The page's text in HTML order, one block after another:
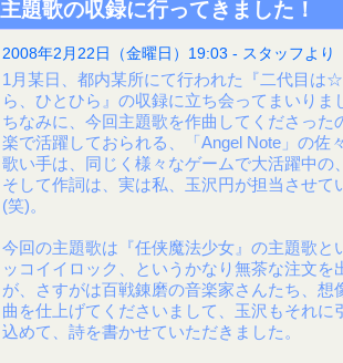
主題歌の収録に行ってきました！
2008年2月22日（金曜日）19:03 - スタッフより
1月某日、都内某所にて行われた『二代目は
ら、ひとひら』の収録に立ち会ってまいりま
ちなみに、今回主題歌を作曲してくださった
楽で活躍しておられる、「Angel Note」の佐
歌い手は、同じく様々なゲームで大活躍中の
そして作詞は、実は私、玉沢円が担当させて
(笑)。
今回の主題歌は『任侠魔法少女』の主題歌と
ッコイイロック、というかなり無茶な注文を
が、さすがは百戦錬磨の音楽家さんたち、想
曲を仕上げてくださいまして、玉沢もそれに
込めて、詩を書かせていただきました。